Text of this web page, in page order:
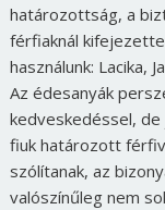
határozottság, a
férfiaknál
használunk: Lacika,
Az édesanyák
kedveskedéssel,
fiuk határozott
szólítanak, az
valószínűleg nem